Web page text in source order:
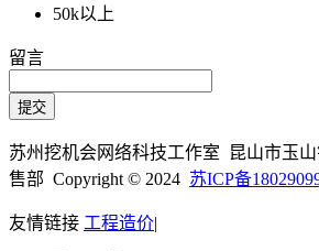
50k以上
留言
苏州挖机会网络科技工作室 昆山市玉
售部 Copyright © 2024 苏ICP备
友情链接 工程造价|